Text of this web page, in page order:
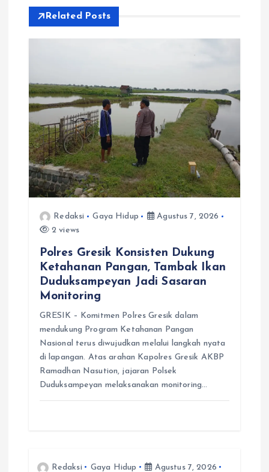
s
o
s
Related Posts
Redaksi Gaya Hidup
Agustus 7, 2026
2 views
Polres Gresik Konsisten Dukung
Ketahanan Pangan, Tambak Ikan
Duduksampeyan Jadi Sasaran
Monitoring
GRESIK – Komitmen Polres Gresik dalam
mendukung Program Ketahanan Pangan
Nasional terus diwujudkan melalui langkah nyata
di lapangan. Atas arahan Kapolres Gresik AKBP
Ramadhan Nasution, jajaran Polsek
Duduksampeyan melaksanakan monitoring…
Redaksi Gaya Hidup
Agustus 7, 2026